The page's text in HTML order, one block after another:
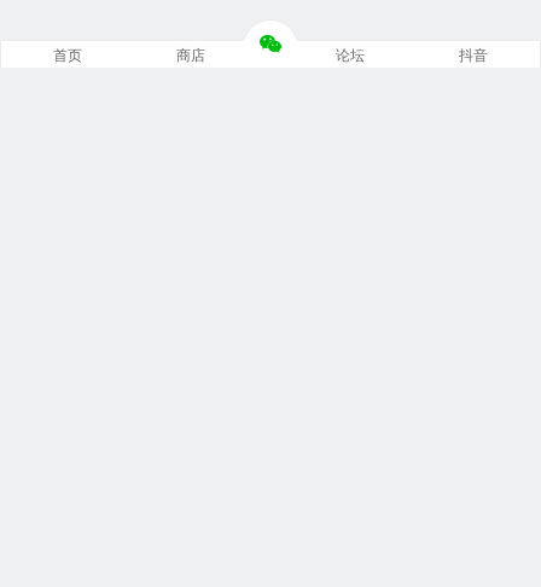
首页 商店 论坛 抖音